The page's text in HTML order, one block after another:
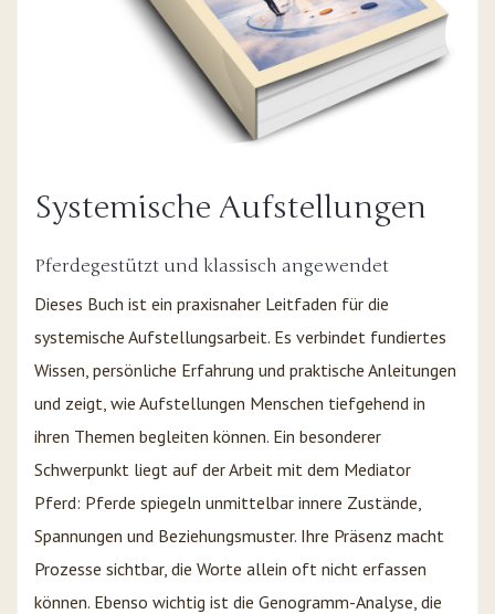
Systemische Aufstellungen
Pferdegestützt und klassisch angewendet
Dieses Buch ist ein praxisnaher Leitfaden für die
systemische Aufstellungsarbeit. Es verbindet fundiertes
Wissen, persönliche Erfahrung und praktische Anleitungen
und zeigt, wie Aufstellungen Menschen tiefgehend in
ihren Themen begleiten können. Ein besonderer
Schwerpunkt liegt auf der Arbeit mit dem Mediator
Pferd: Pferde spiegeln unmittelbar innere Zustände,
Spannungen und Beziehungsmuster. Ihre Präsenz macht
Prozesse sichtbar, die Worte allein oft nicht erfassen
können. Ebenso wichtig ist die Genogramm-Analyse, die